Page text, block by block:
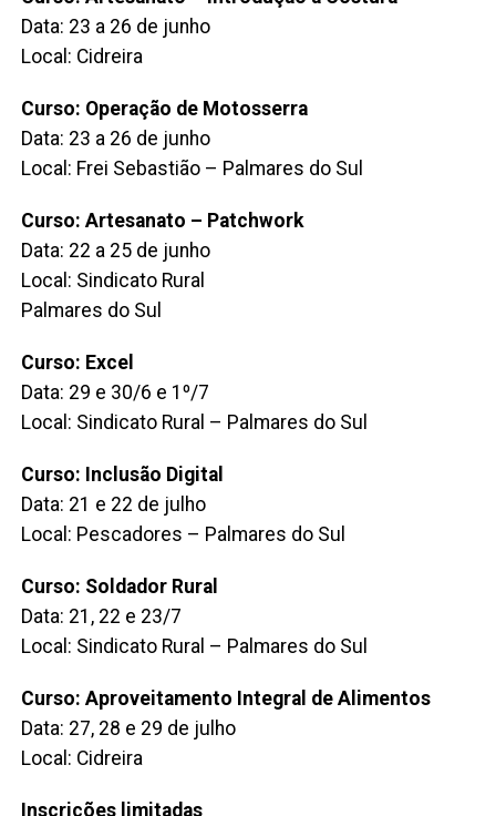
Data: 23 a 26 de junho
Local: Cidreira
Curso: Operação de Motosserra
Data: 23 a 26 de junho
Local: Frei Sebastião – Palmares do Sul
Curso: Artesanato – Patchwork
Data: 22 a 25 de junho
Local: Sindicato Rural
Palmares do Sul
Curso: Excel
Data: 29 e 30/6 e 1º/7
Local: Sindicato Rural – Palmares do Sul
Curso: Inclusão Digital
Data: 21 e 22 de julho
Local: Pescadores – Palmares do Sul
Curso: Soldador Rural
Data: 21, 22 e 23/7
Local: Sindicato Rural – Palmares do Sul
Curso: Aproveitamento Integral de Alimentos
Data: 27, 28 e 29 de julho
Local: Cidreira
Inscrições limitadas